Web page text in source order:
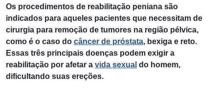
Os procedimentos de reabilitação peniana são
indicados para aqueles pacientes que necessitam de
cirurgia para remoção de tumores na região pélvica,
como é o caso do câncer de próstata, bexiga e reto.
Essas três principais doenças podem exigir a
reabilitação por afetar a vida sexual do homem,
dificultando suas ereções.